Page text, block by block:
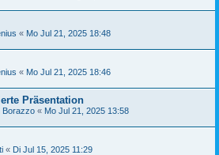
« Mo Jul 21, 2025 18:48
« Mo Jul 21, 2025 18:46
Präsentation
Borazzo « Mo Jul 21, 2025 13:58
« Di Jul 15, 2025 11:29